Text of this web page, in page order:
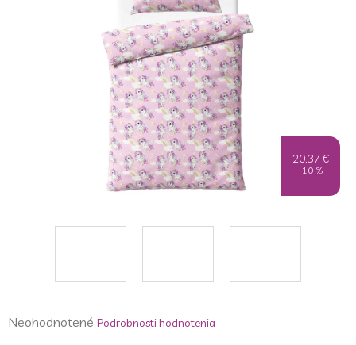
20,37 €
–10 %
Priemerné
Neohodnotené Podrobnosti hodnotenia